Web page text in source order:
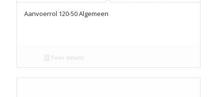
Aanvoerrol 120-50 Algemeen
Toon details